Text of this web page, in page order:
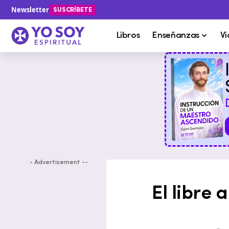
Newsletter SUSCRÍBETE
Libros Enseñanzas
- Advertisement --
El libre